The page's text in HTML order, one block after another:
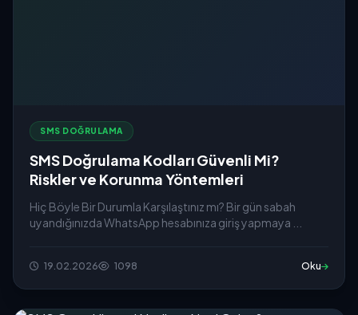
SMS DOĞRULAMA
SMS Doğrulama Kodları Güvenli Mi?
Riskler ve Korunma Yöntemleri
Hiç Böyle Bir Durumla Karşılaştınız mı? Bir gün sabah
uyandığınızda WhatsApp hesabınıza giriş yapmaya ...
19.02.2026 1098 Oku